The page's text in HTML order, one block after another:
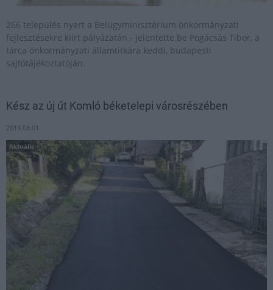
266 település nyert a Belügyminisztérium önkormányzati
fejlesztésekre kiírt pályázatán - jelentette be Pogácsás Tibor, a
tárca önkormányzati államtitkára keddi, budapesti
sajtótájékoztatóján.
Kész az új út Komló béketelepi városrészében
2019.08.01
Aktuális